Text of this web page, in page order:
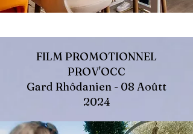
FILM PROMOTIONNEL
PROV'OCC
Gard Rhôdanien - 08 Aoûtt
2024